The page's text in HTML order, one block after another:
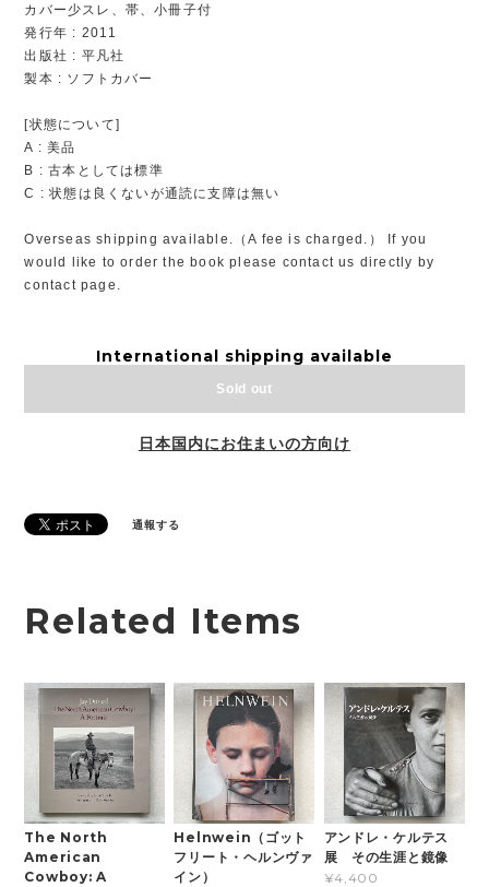
カバー少スレ、帯、小冊子付
発行年 : 2011
出版社 : 平凡社
製本 : ソフトカバー
[状態について]
A : 美品
B : 古本としては標準
C : 状態は良くないが通読に支障は無い
Overseas shipping available.（A fee is charged.） If you
would like to order the book please contact us directly by
contact page.
International shipping available
Sold out
日本国内にお住まいの方向け
通報する
Related Items
The North
American
Cowboy: A
Helnwein（ゴット
フリート・ヘルンヴァ
イン）
アンドレ・ケルテス
展 その生涯と鏡像
¥4,400